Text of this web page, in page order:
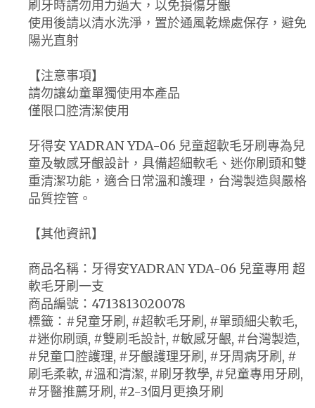
刷牙時請勿用力過大，以免損傷牙齦
使用後請以清水洗淨，置於通風乾燥處保存，避免
陽光直射
【注意事項】
請勿讓幼童單獨使用本產品
僅限口腔清潔使用
牙得安 YADRAN YDA-06 兒童超軟毛牙刷專為兒
童及敏感牙齦設計，具備超細軟毛、迷你刷頭和雙
重清潔功能，適合日常溫和護理，台灣製造與嚴格
品質控管。
【其他資訊】
商品名稱：牙得安YADRAN YDA-06 兒童專用 超
軟毛牙刷一支
商品編號：4713813020078
標籤：#兒童牙刷, #超軟毛牙刷, #單頭細尖軟毛,
#迷你刷頭, #雙刷毛設計, #敏感牙齦, #台灣製造,
#兒童口腔護理, #牙齦護理牙刷, #牙周病牙刷, #
刷毛柔軟, #溫和清潔, #刷牙教學, #兒童專用牙刷,
#牙醫推薦牙刷, #2-3個月更換牙刷